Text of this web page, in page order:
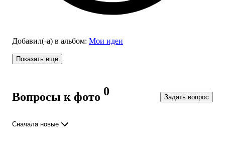
Добавил(-а) в альбом: Мои идеи
Показать ещё
Вопросы к фото 0 Задать вопрос
Сначала новые